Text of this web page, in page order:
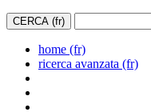
home (fr)
ricerca avanzata (fr)